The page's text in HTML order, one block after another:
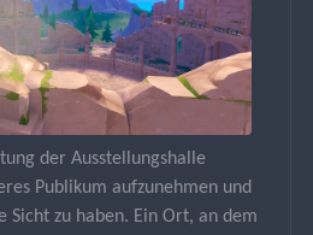
der Ausstellungshalle
Publikum aufzunehmen und
Sicht zu haben. Ein Ort, an dem